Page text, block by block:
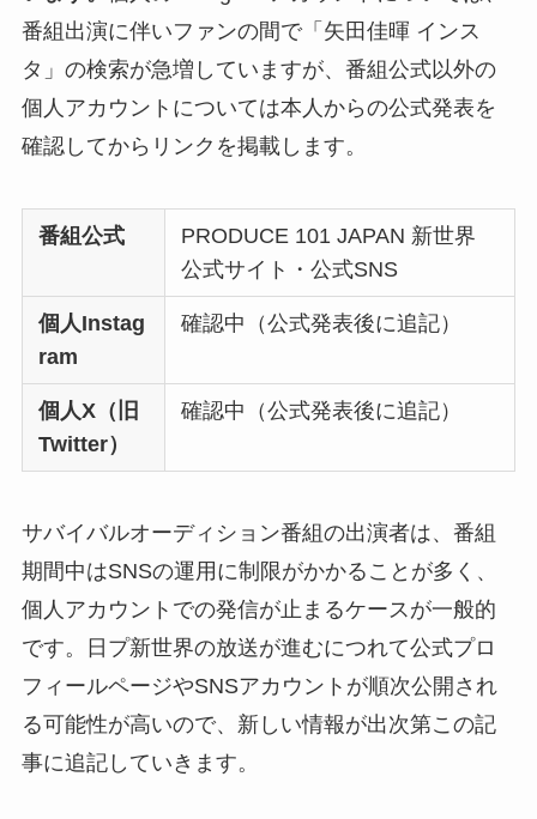
番組出演に伴いファンの間で「矢田佳暉 インス
タ」の検索が急増していますが、番組公式以外の
個人アカウントについては本人からの公式発表を
確認してからリンクを掲載します。
番組公式
PRODUCE 101 JAPAN 新世界
公式サイト・公式SNS
個人Instag
ram
確認中（公式発表後に追記）
個人X（旧
Twitter）
確認中（公式発表後に追記）
サバイバルオーディション番組の出演者は、番組
期間中はSNSの運用に制限がかかることが多く、
個人アカウントでの発信が止まるケースが一般的
です。日プ新世界の放送が進むにつれて公式プロ
フィールページやSNSアカウントが順次公開され
る可能性が高いので、新しい情報が出次第この記
事に追記していきます。